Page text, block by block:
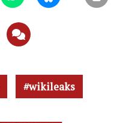
wikileaks